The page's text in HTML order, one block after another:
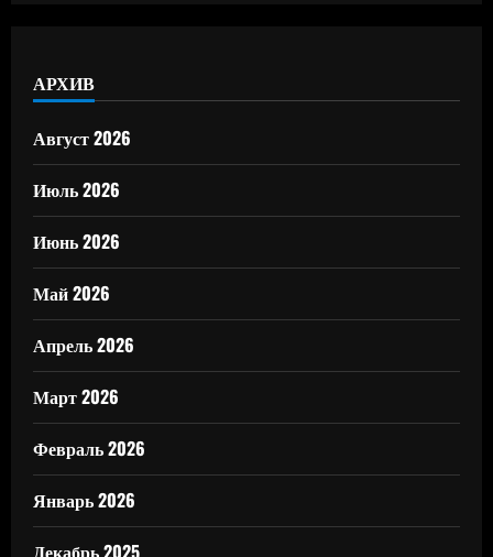
АРХИВ
Август 2026
Июль 2026
Июнь 2026
Май 2026
Апрель 2026
Март 2026
Февраль 2026
Январь 2026
Декабрь 2025